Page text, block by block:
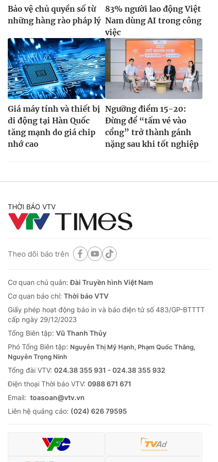
Bảo vệ chủ quyền số từ
những hàng rào pháp lý
83% người lao động Việt
Nam dùng AI trong công
việc
Giá máy tính và thiết bị
di động tại Hàn Quốc
tăng mạnh do giá chip
nhớ cao
Ngưỡng điểm 15-20:
Đừng để “tấm vé vào
cổng” trở thành gánh
nặng sau khi tốt nghiệp
THỜI BÁO VTV
Theo dõi báo trên
Cơ quan chủ quản:Đài Truyền hình Việt Nam
Cơ quan báo chí: Thời báo VTV
Giấy phép hoạt động báo in và báo điện tử số 483/GP-BTTTT
cấp ngày 29/12/2023
Tổng Biên tập: Vũ Thanh Thủy
Phó Tổng Biên tập: Nguyễn Thị Mỹ Hạnh, Phạm Quốc Thắng,
Nguyễn Trọng Ninh
Tổng đài VTV: 024.38 355 931 - 024.38 355 932
Ðiện thoại Thời báo VTV: 0988 671 671
Email: toasoan@vtv.vn
Liên hệ quảng cáo: (024) 626 79595